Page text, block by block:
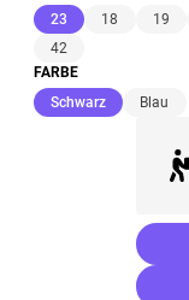
23 (ausgewählt)
18 19
42
FARBE
Schwarz(ausgewählt)
Blau